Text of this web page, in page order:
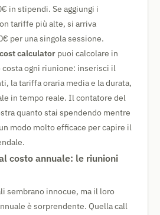
in stipendi. Se aggiungi i
tariffe più alte, si arriva
per una singola sessione.
calculator puoi calcolare in
costa ogni riunione: inserisci il
la tariffa oraria media e la durata,
in tempo reale. Il contatore del
quanto stai spendendo mentre
modo molto efficace per capire il
costo annuale: le riunioni
sembrano innocue, ma il loro
è sorprendente. Quella call